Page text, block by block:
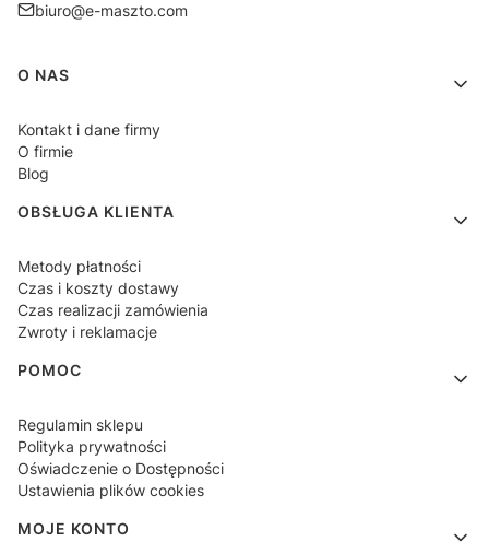
biuro@e-maszto.com
Linki w stopce
O NAS
Kontakt i dane firmy
O firmie
Blog
OBSŁUGA KLIENTA
Metody płatności
Czas i koszty dostawy
Czas realizacji zamówienia
Zwroty i reklamacje
POMOC
Regulamin sklepu
Polityka prywatności
Oświadczenie o Dostępności
Ustawienia plików cookies
MOJE KONTO